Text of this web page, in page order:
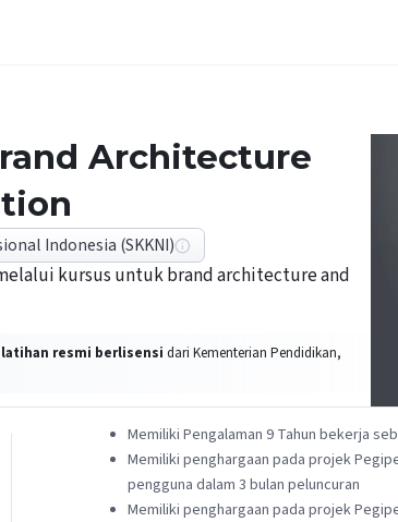
Architecture
Indonesia (SKKNI)
kursus untuk brand architecture and
resmi berlisensi dari Kementerian Pendidikan,
Memiliki Pengalaman 9 Tahun bekerja
Memiliki penghargaan pada projek
pengguna dalam 3 bulan peluncuran
Memiliki penghargaan pada projek